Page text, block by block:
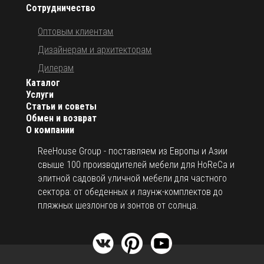
О компании
ReeHouse Group - поставляем из Европы и Азии
свыше 100 производителей мебели для HoReCa и
элитной садовой уличной мебели для частного
сектора: от обеденных и лаунж-комплектов до
пляжных шезлонгов и зонтов от солнца.
Каталог
Услуги
Статьи и советы
Обмен и возврат
Сотрудничество
Оптовым клиентам
Дизайнерам и архитекторам
Дилерам